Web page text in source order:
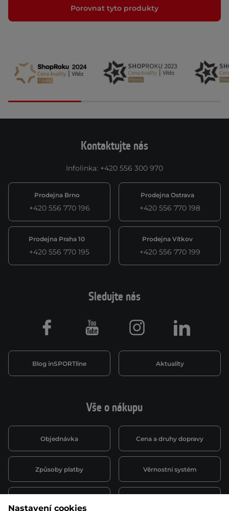
Porovnat tyto produkty
Kontaktujte nás
Infolinka: +420 556 300 970
Prodejna Brno
+420 556 770 196
Prodejna Ostrava
+420 556 770 198
Prodejna Praha 10
+420 556 770 195
Prodejna Vítkov
+420 556 770 199
Vše o nákupu
Objednávka Cena a druhy dopravy
Způsoby platby Věrnostní systém
Sledujte nás
Blog inSPORTline Aktuality
Facebook Youtube Instagram LinkedIn
Nastavení cookies